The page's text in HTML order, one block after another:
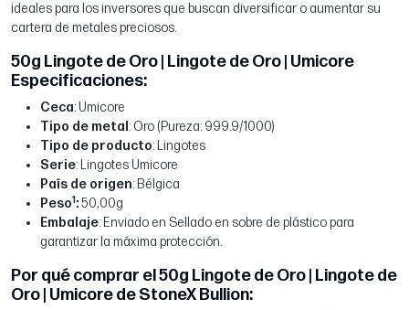
ideales para los inversores que buscan diversificar o aumentar su
cartera de metales preciosos.
50g Lingote de Oro | Lingote de Oro | Umicore
Especificaciones:
Ceca: Umicore
Tipo de metal : Oro (Pureza: 999.9/1000)
Tipo de producto: Lingotes
Serie: Lingotes Umicore
País de origen: Bélgica
Peso1:50,00g
Embalaje: Enviado en Sellado en sobre de plástico para
garantizar la máxima protección.
Por qué comprar el 50g Lingote de Oro | Lingote de
Oro | Umicore de StoneX Bullion: